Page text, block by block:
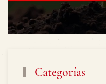
Categorías